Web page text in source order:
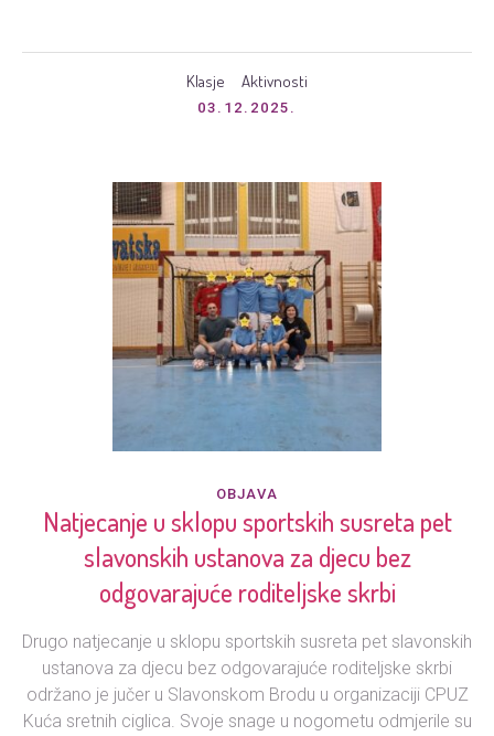
Klasje Aktivnosti
03.12.2025.
OBJAVA
Natjecanje u sklopu sportskih susreta pet
slavonskih ustanova za djecu bez
odgovarajuće roditeljske skrbi
Drugo natjecanje u sklopu sportskih susreta pet slavonskih
ustanova za djecu bez odgovarajuće roditeljske skrbi
održano je jučer u Slavonskom Brodu u organizaciji CPUZ
Kuća sretnih ciglica. Svoje snage u nogometu odmjerile su